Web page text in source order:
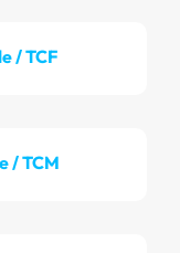
/ TCF
/ TCM